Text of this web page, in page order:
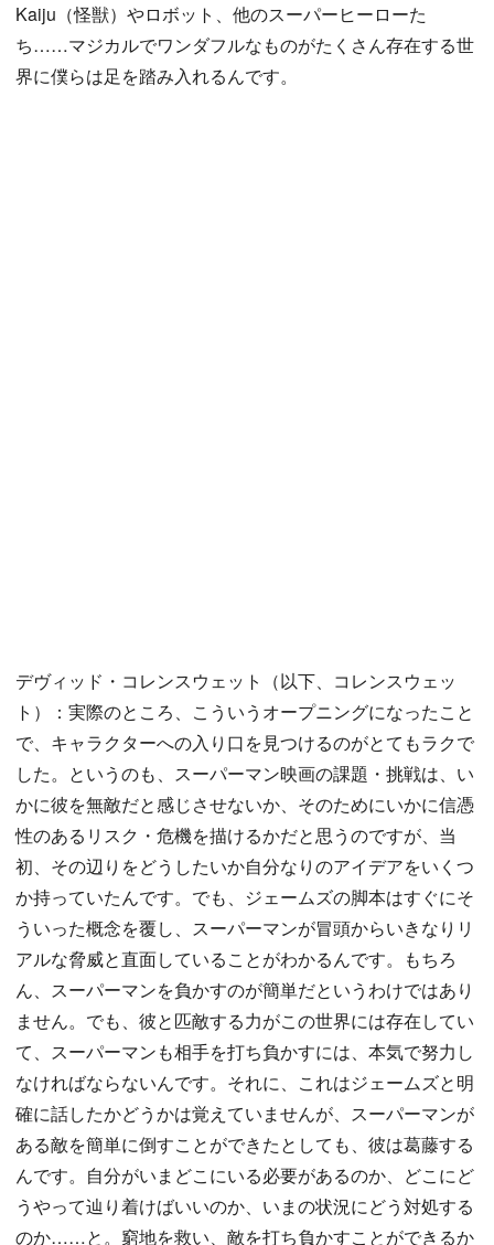
Kaiju（怪獣）やロボット、他のスーパーヒーローた
ち……マジカルでワンダフルなものがたくさん存在する世
界に僕らは足を踏み入れるんです。
デヴィッド・コレンスウェット（以下、コレンスウェッ
ト）：実際のところ、こういうオープニングになったこと
で、キャラクターへの入り口を見つけるのがとてもラクで
した。というのも、スーパーマン映画の課題・挑戦は、い
かに彼を無敵だと感じさせないか、そのためにいかに信憑
性のあるリスク・危機を描けるかだと思うのですが、当
初、その辺りをどうしたいか自分なりのアイデアをいくつ
か持っていたんです。でも、ジェームズの脚本はすぐにそ
ういった概念を覆し、スーパーマンが冒頭からいきなりリ
アルな脅威と直面していることがわかるんです。もちろ
ん、スーパーマンを負かすのが簡単だというわけではあり
ません。でも、彼と匹敵する力がこの世界には存在してい
て、スーパーマンも相手を打ち負かすには、本気で努力し
なければならないんです。それに、これはジェームズと明
確に話したかどうかは覚えていませんが、スーパーマンが
ある敵を簡単に倒すことができたとしても、彼は葛藤する
んです。自分がいまどこにいる必要があるのか、どこにど
うやって辿り着けばいいのか、いまの状況にどう対処する
のか……と。窮地を救い、敵を打ち負かすことができるか